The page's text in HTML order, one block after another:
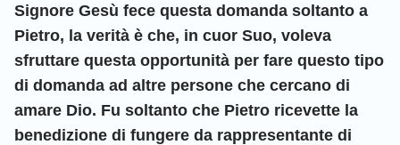
Signore Gesù fece questa domanda soltanto a
Pietro, la verità è che, in cuor Suo, voleva
sfruttare questa opportunità per fare questo tipo
di domanda ad altre persone che cercano di
amare Dio. Fu soltanto che Pietro ricevette la
benedizione di fungere da rappresentante di